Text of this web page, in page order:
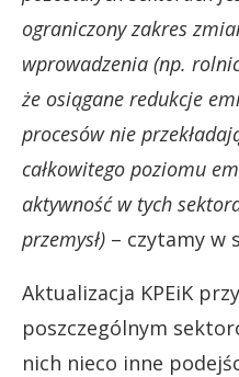
ograniczony zakres
wprowadzenia (np.
że osiągane redukcje
procesów nie
całkowitego poziomu
aktywność w tych
przemysł) – czytamy w
Aktualizacja KPEiK
poszczególnym
nich nieco inne